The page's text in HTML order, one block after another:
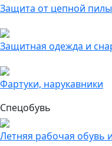
Защита от цепной пилы
Защитная одежда и
Фартуки, нарукавники
Спецобувь
Летняя рабочая обувь